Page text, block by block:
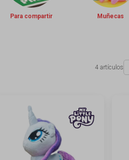
Para compartir Muñecas
4 artículos